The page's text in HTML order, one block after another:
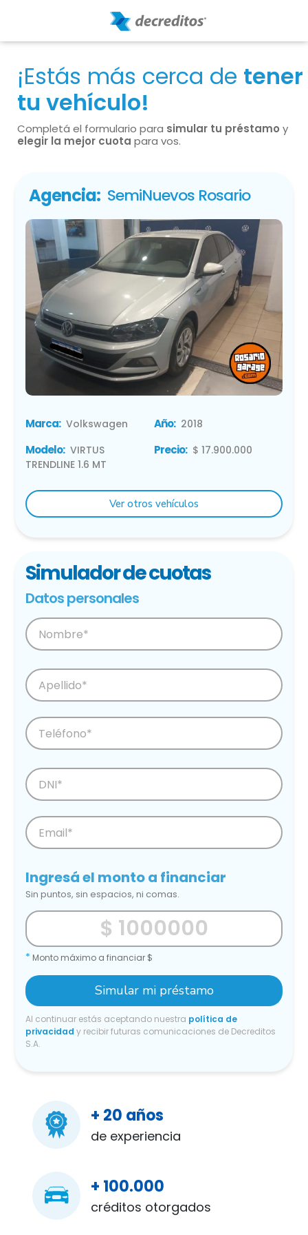
¡Estás más cerca de tener
tu vehículo!
Completá el formulario para simular tu préstamo y
elegir la mejor cuota para vos.
Agencia: SemiNuevos Rosario
Marca: Volkswagen
Modelo: VIRTUS
TRENDLINE 1.6 MT
Año: 2018
Precio: $ 17.900.000
Ver otros vehículos
Simulador de cuotas
Datos personales
Ingresá el monto a financiar
Sin puntos, sin espacios, ni comas.
* Monto máximo a financiar $
Simular mi préstamo
Al continuar estás aceptando nuestra política de
privacidad y recibir futuras comunicaciones de Decreditos
S.A.
+ 20 años
de experiencia
+ 100.000
créditos otorgados